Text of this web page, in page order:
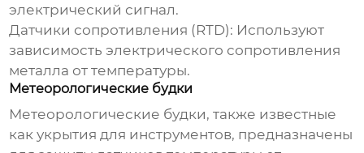
электрический сигнал.
Датчики сопротивления (RTD): Используют
зависимость электрического сопротивления
металла от температуры.
Метеорологические будки
Метеорологические будки, также известные
как укрытия для инструментов, предназначены